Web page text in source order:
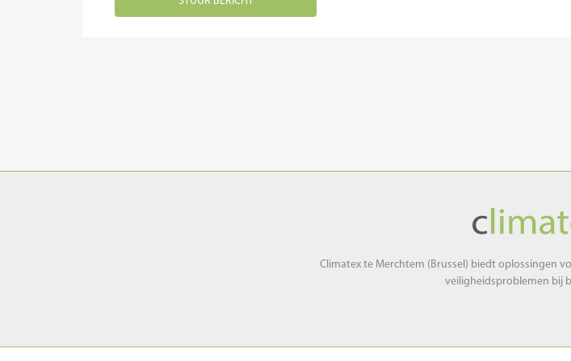
Climatex te Merchtem (Brussel) biedt oplossingen
veiligheidsproblemen bij